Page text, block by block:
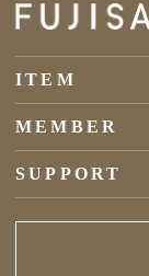
ITEM
MEMBER
SUPPORT